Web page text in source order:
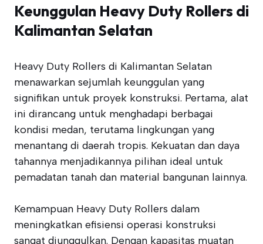
Keunggulan Heavy Duty Rollers di
Kalimantan Selatan
Heavy Duty Rollers di Kalimantan Selatan
menawarkan sejumlah keunggulan yang
signifikan untuk proyek konstruksi. Pertama, alat
ini dirancang untuk menghadapi berbagai
kondisi medan, terutama lingkungan yang
menantang di daerah tropis. Kekuatan dan daya
tahannya menjadikannya pilihan ideal untuk
pemadatan tanah dan material bangunan lainnya.
Kemampuan Heavy Duty Rollers dalam
meningkatkan efisiensi operasi konstruksi
sangat diunggulkan. Dengan kapasitas muatan